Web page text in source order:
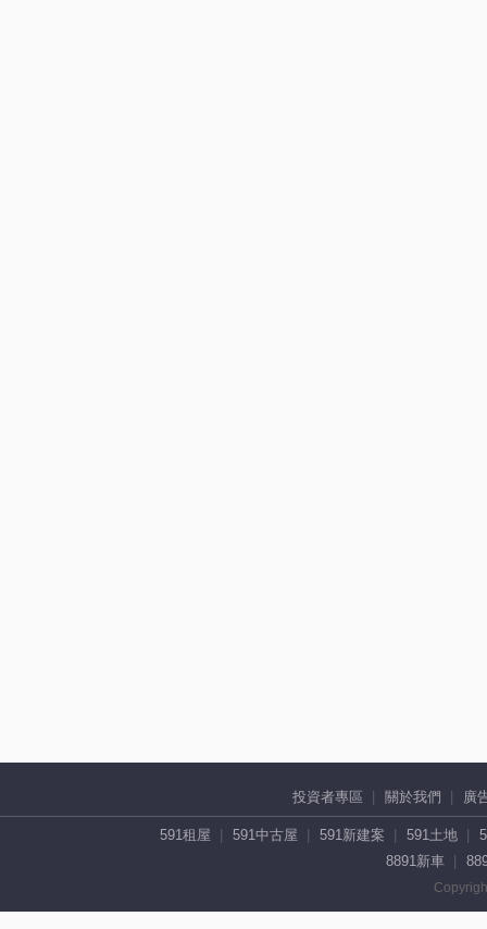
投資者專區 關於我們 廣
591租屋 591中古屋 591新建案 591土地
8891新車